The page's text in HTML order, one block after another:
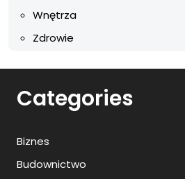
Wnętrza
Zdrowie
Categories
Biznes
Budownictwo